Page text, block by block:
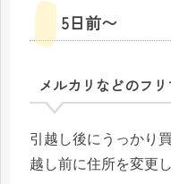
5日前〜
メルカリなどのフ
引越し後にうっかり
越し前に住所を変更